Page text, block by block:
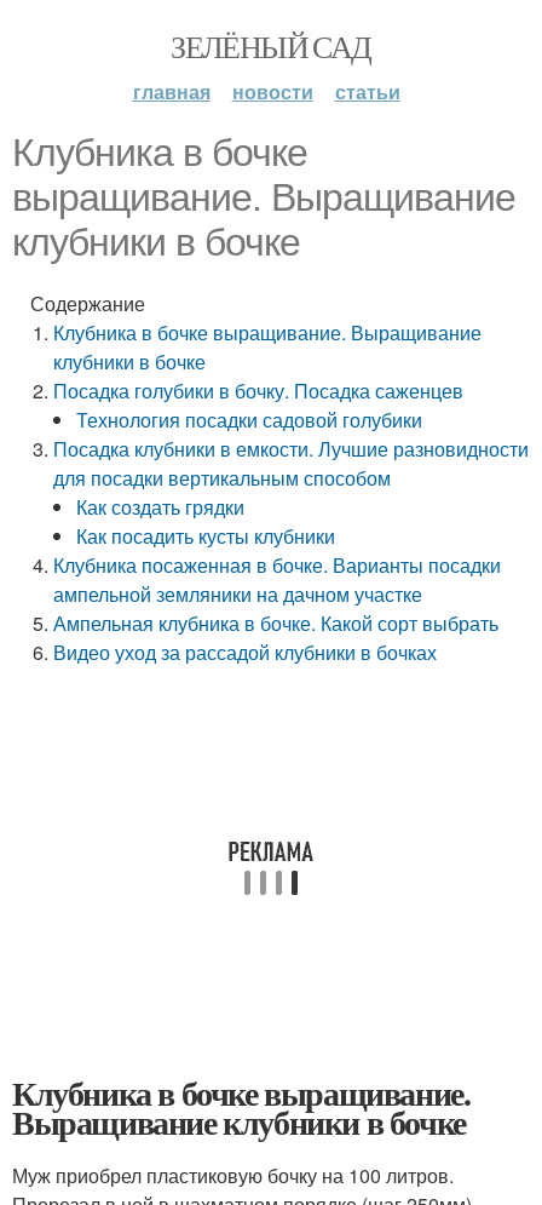
ЗЕЛЁНЫЙ САД
главная новости статьи
Клубника в бочке
выращивание. Выращивание
клубники в бочке
Содержание
Клубника в бочке выращивание. Выращивание
клубники в бочке
Посадка голубики в бочку. Посадка саженцев
Технология посадки садовой голубики
Посадка клубники в емкости. Лучшие разновидности
для посадки вертикальным способом
Как создать грядки
Как посадить кусты клубники
Клубника посаженная в бочке. Варианты посадки
ампельной земляники на дачном участке
Ампельная клубника в бочке. Какой сорт выбрать
Видео уход за рассадой клубники в бочках
Клубника в бочке выращивание.
Выращивание клубники в бочке
Муж приобрел пластиковую бочку на 100 литров.